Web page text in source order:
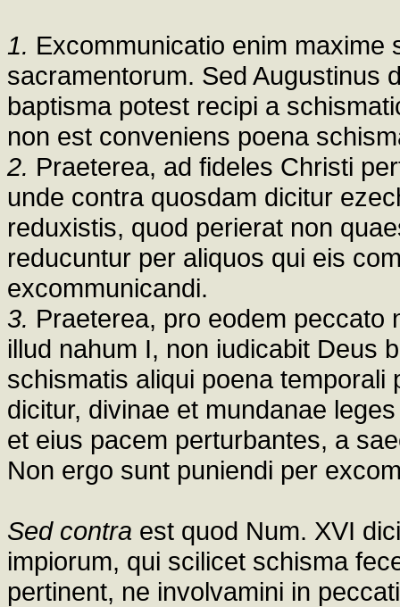
1. Excommunicatio enim maxime
sacramentorum. Sed Augustinus
baptisma potest recipi a
non est conveniens poena
2. Praeterea, ad fideles Christi
unde contra quosdam dicitur
reduxistis, quod perierat non
reducuntur per aliquos qui eis
excommunicandi.
3. Praeterea, pro eodem peccato
illud nahum I, non iudicabit Deus
schismatis aliqui poena temporali
dicitur, divinae et mundanae
et eius pacem perturbantes, a
Non ergo sunt puniendi per
Sed contra est quod Num. XVI
impiorum, qui scilicet schisma
pertinent, ne involvamini in